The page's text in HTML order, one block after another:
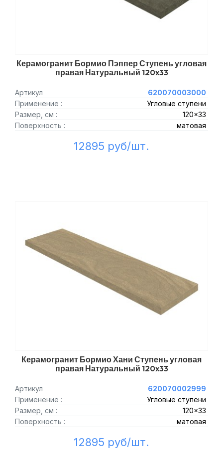
Керамогранит Бормио Пэппер Ступень угловая
правая Натуральный 120x33
Артикул
620070003000
Применение :
Угловые ступени
Размер, см :
120x33
Поверхность :
матовая
12895 руб/шт.
Керамогранит Бормио Хани Ступень угловая
правая Натуральный 120x33
Артикул
620070002999
Применение :
Угловые ступени
Размер, см :
120x33
Поверхность :
матовая
12895 руб/шт.